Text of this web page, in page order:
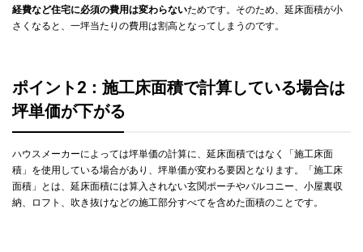
経費など住宅に必須の費用は変わらないためです。そのため、延床面積が小
さくなると、一坪当たりの費用は割高となってしまうのです。
ポイント2：施工床面積で計算している場合は
坪単価が下がる
ハウスメーカーによっては坪単価の計算に、延床面積ではなく「施工床面
積」を使用している場合があり、坪単価が変わる要因となります。「施工床
面積」とは、延床面積には算入されない玄関ポーチやバルコニー、小屋裏収
納、ロフト、吹き抜けなどの施工部分すべてを含めた面積のことです。